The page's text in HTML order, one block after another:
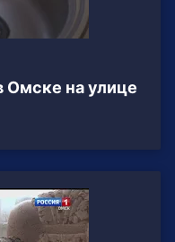
Омске на улице